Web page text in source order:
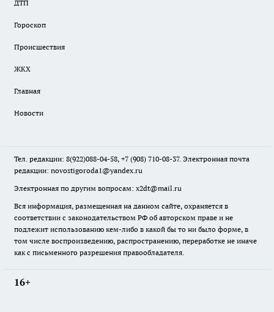
ДТП
Гороскоп
Происшествия
ЖКХ
Главная
Новости
Тел. редакции: 8(922)088-04-58, +7 (908) 710-08-37. Электронная почта
редакции: novostigoroda1@yandex.ru
Электронная по другим вопросам: x2dt@mail.ru
Вся информация, размещенная на данном сайте, охраняется в
соответствии с законодательством РФ об авторском праве и не
подлежит использованию кем-либо в какой бы то ни было форме, в
том числе воспроизведению, распространению, переработке не иначе
как с письменного разрешения правообладателя.
16+